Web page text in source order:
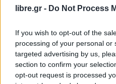
libre.gr - Do Not Process
If you wish to opt-out of the
processing of your personal or
targeted advertising by us,
section to confirm your
opt-out request is processed
Δημοκρατίας αλλά και
παράλληλα, ότι πρέπει
κοινωνία μήνυμα ότι
δεδομένων των πολιτών.